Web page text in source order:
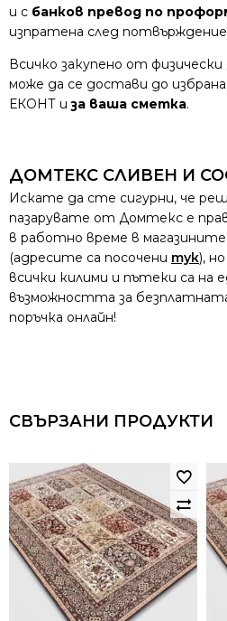
и с банков превод по
изпратена след
Всичко закупено от
може да се достави до
ЕКОНТ иза ваша сметка.
ДОМТЕКС СЛИВЕН И
Искате да сте сигурни, че
пазарувате от Домтекс е
в работно време в
(адресите са посочени тук),
всички килими и пътеки са на
възможността за
поръчка онлайн!
СВЪРЗАНИ ПРОДУКТИ